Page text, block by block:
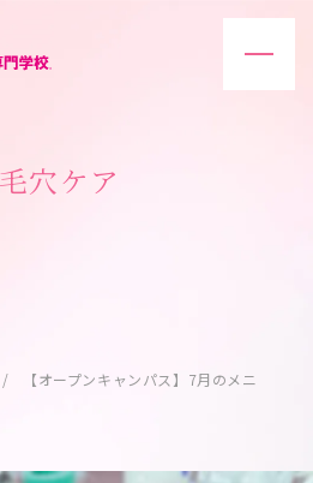
穴ケア
【オープンキャンパス】7月のメニ